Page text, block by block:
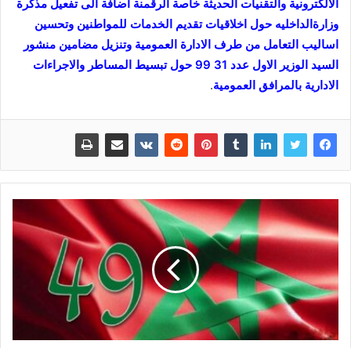
الالكترونية والتقنيات الحديثة خاصة الرقمنة اضافة الى تفعيل مذكرة
وزارةالداخليه حول اخلاقيات تقديم الخدمات للمواطنين وتحسين
اساليب التعامل من طرف الادارة العمومية وتنزيل مضامين منشور
السيد الوزير الاول عدد 31 99 حول تبسيط المساطر والاجراءات
الادارية بالمرافق العمومية.